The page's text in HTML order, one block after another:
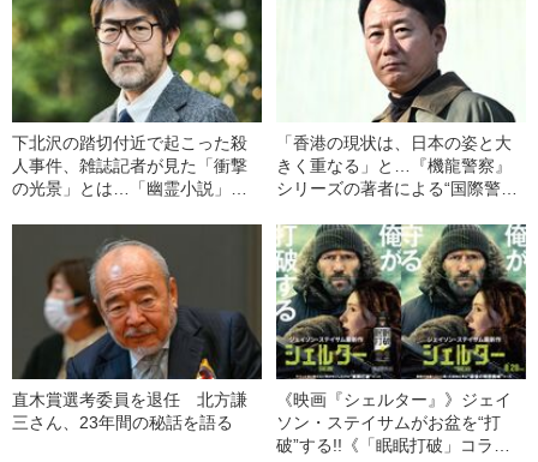
下北沢の踏切付近で起こった殺
人事件、雑誌記者が見た「衝撃
の光景」とは…「幽霊小説」の
「香港の現状は、日本の姿と大
きく重なる」と…『機龍警察』
シリーズの著者による“国際警察
直木賞選考委員を退任 北方謙
三さん、23年間の秘話を語る
《映画『シェルター』》ジェイ
ソン・ステイサムがお盆を“打
破”する!!《「眠眠打破」コラ